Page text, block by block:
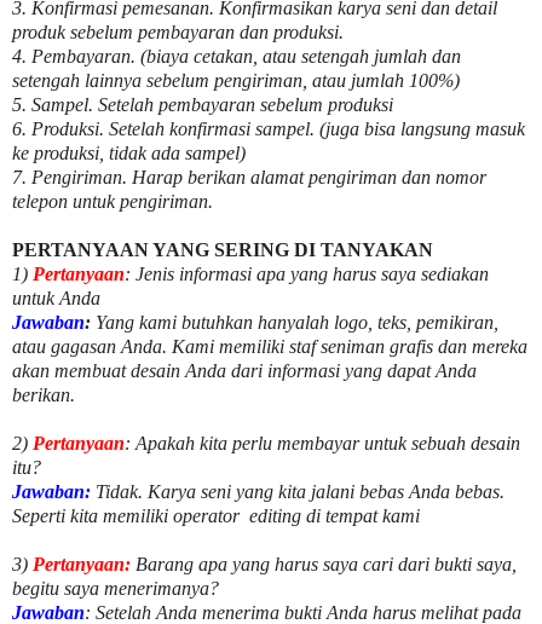
3. Konfirmasi pemesanan. Konfirmasikan karya seni dan detail
produk sebelum pembayaran dan produksi.
4. Pembayaran. (biaya cetakan, atau setengah jumlah dan
setengah lainnya sebelum pengiriman, atau jumlah 100%)
5. Sampel. Setelah pembayaran sebelum produksi
6. Produksi. Setelah konfirmasi sampel. (juga bisa langsung masuk
ke produksi, tidak ada sampel)
7. Pengiriman. Harap berikan alamat pengiriman dan nomor
telepon untuk pengiriman.
PERTANYAAN YANG SERING DI TANYAKAN
1) Pertanyaan: Jenis informasi apa yang harus saya sediakan
untuk Anda
Jawaban: Yang kami butuhkan hanyalah logo, teks, pemikiran,
atau gagasan Anda. Kami memiliki staf seniman grafis dan mereka
akan membuat desain Anda dari informasi yang dapat Anda
berikan.
2) Pertanyaan: Apakah kita perlu membayar untuksebuah desain
itu?
Jawaban: Tidak. Karya seni yang kita jalani bebas Anda bebas.
Seperti kita memiliki operator editing di tempat kami
3) Pertanyaan: Barang apa yang harus saya cari dari bukti saya,
begitu saya menerimanya?
Jawaban: Setelah Anda menerima bukti Anda harus melihat pada